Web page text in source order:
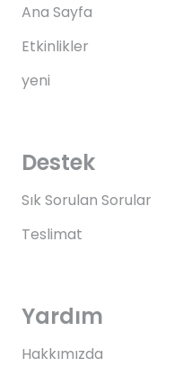
Ana Sayfa
Etkinlikler
yeni
Destek
Sık Sorulan Sorular
Teslimat
Yardım
Hakkımızda